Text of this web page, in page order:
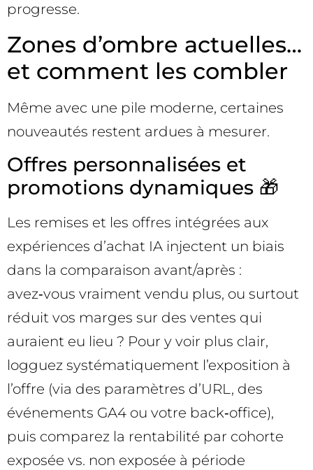
progresse.
Zones d’ombre actuelles…
et comment les combler
Même avec une pile moderne, certaines
nouveautés restent ardues à mesurer.
Offres personnalisées et
promotions dynamiques 🎁
Les remises et les offres intégrées aux
expériences d’achat IA injectent un biais
dans la comparaison avant/après :
avez‑vous vraiment vendu plus, ou surtout
réduit vos marges sur des ventes qui
auraient eu lieu ? Pour y voir plus clair,
logguez systématiquement l’exposition à
l’offre (via des paramètres d’URL, des
événements GA4 ou votre back‑office),
puis comparez la rentabilité par cohorte
exposée vs. non exposée à période